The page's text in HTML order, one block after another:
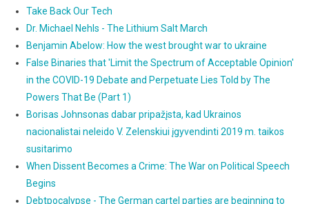
Take Back Our Tech
Dr. Michael Nehls - The Lithium Salt March
Benjamin Abelow: How the west brought war to ukraine
False Binaries that 'Limit the Spectrum of Acceptable Opinion'
in the COVID-19 Debate and Perpetuate Lies Told by The
Powers That Be (Part 1)
Borisas Johnsonas dabar pripažįsta, kad Ukrainos
nacionalistai neleido V. Zelenskiui įgyvendinti 2019 m. taikos
susitarimo
When Dissent Becomes a Crime: The War on Political Speech
Begins
Debtpocalypse - The German cartel parties are beginning to